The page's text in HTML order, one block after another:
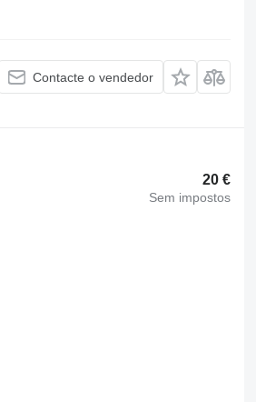
Contacte o vendedor
20 €
Sem impostos